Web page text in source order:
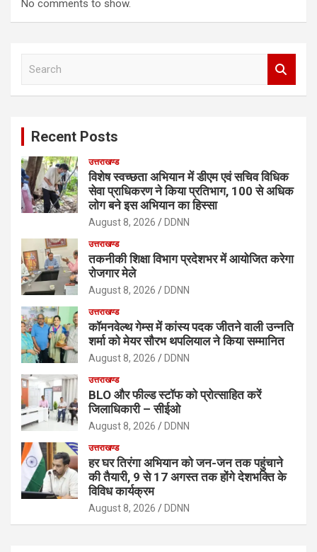
No comments to show.
Recent Posts
उत्तराखण्ड
विशेष स्वच्छता अभियान में डीएम एवं सचिव विधिक
सेवा प्राधिकरण ने किया प्रतिभाग, 100 से अधिक
लोग बने इस अभियान का हिस्सा
August 8, 2026 DDNN
उत्तराखण्ड
तकनीकी शिक्षा विभाग प्रदेशभर में आयोजित करेगा
रोजगार मेले
August 8, 2026 DDNN
उत्तराखण्ड
कॉमनवेल्थ गेम्स में कांस्य पदक जीतने वाली उन्नति
शर्मा को मेयर सौरभ थपलियाल ने किया सम्मानित
August 8, 2026 DDNN
उत्तराखण्ड
BLO और फील्ड स्टॉफ को प्रोत्साहित करें
जिलाधिकारी – सीईओ
August 8, 2026 DDNN
उत्तराखण्ड
हर घर तिरंगा अभियान को जन-जन तक पहुंचाने
की तैयारी, 9 से 17 अगस्त तक होंगे देशभक्ति के
विविध कार्यक्रम
August 8, 2026 DDNN